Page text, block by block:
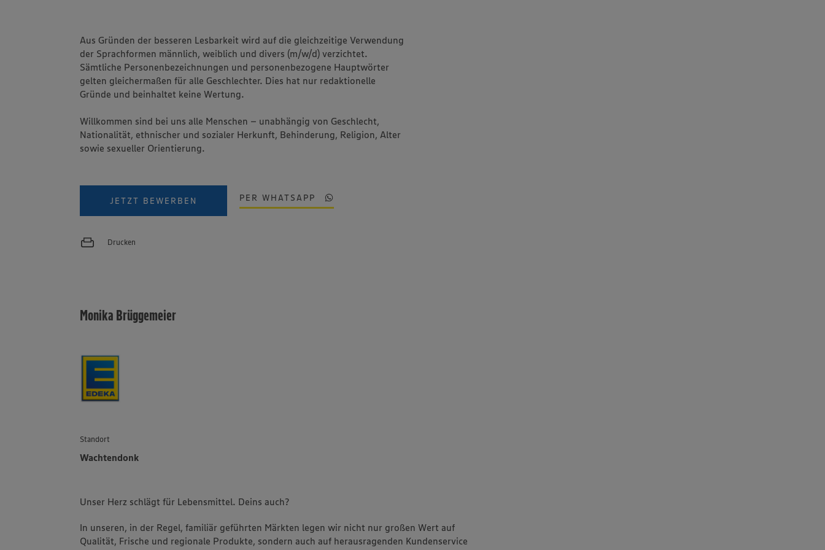
Aus Gründen der besseren Lesbarkeit wird auf die gleichzeitige Verwendung
der Sprachformen männlich, weiblich und divers (m/w/d) verzichtet.
Sämtliche Personenbezeichnungen und personenbezogene Hauptwörter
gelten gleichermaßen für alle Geschlechter. Dies hat nur redaktionelle
Gründe und beinhaltet keine Wertung.
Willkommen sind bei uns alle Menschen – unabhängig von Geschlecht,
Nationalität, ethnischer und sozialer Herkunft, Behinderung, Religion, Alter
sowie sexueller Orientierung.
JETZT BEWERBEN PER WHATSAPP
Drucken
Monika Brüggemeier
Standort
Wachtendonk
Unser Herz schlägt für Lebensmittel. Deins auch?
In unseren, in der Regel, familiär geführten Märkten legen wir nicht nur großen Wert auf
Qualität, Frische und regionale Produkte, sondern auch auf herausragenden Kundenservice